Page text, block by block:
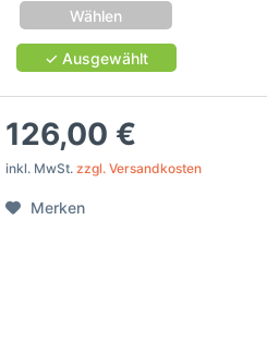
Wählen
✓ Ausgewählt
126,00 €
inkl. MwSt. zzgl. Versandkosten
Merken